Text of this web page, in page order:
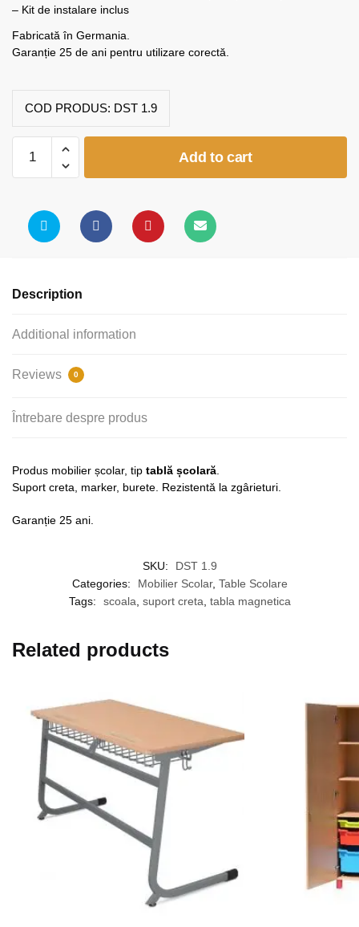
– Kit de instalare inclus
Fabricată în Germania.
Garanție 25 de ani pentru utilizare corectă.
COD PRODUS: DST 1.9
scolara
creta
(2000x25x1200)
Add to cart
Description
Additional information
Reviews 0
Întrebare despre produs
Produs mobilier școlar, tip tablă școlară.
Suport creta, marker, burete. Rezistentă la zgârieturi.
Garanție 25 ani.
SKU:
DST 1.9
Categories:
Mobilier Scolar, Table Scolare
Tags:
scoala suport creta tabla magnetica
Related products